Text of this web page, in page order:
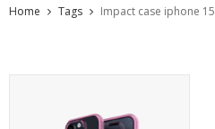
Home Tags Impact case iphone